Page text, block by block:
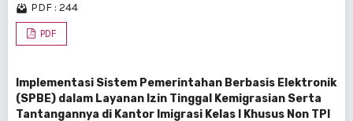
PDF : 244
PDF
Implementasi Sistem Pemerintahan Berbasis Elektronik
(SPBE) dalam Layanan Izin Tinggal Kemigrasian Serta
Tantangannya di Kantor Imigrasi Kelas I Khusus Non TPI